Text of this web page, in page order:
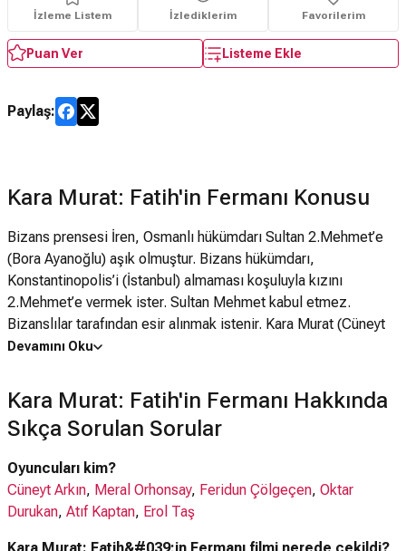
İzleme Listem İzlediklerim Favorilerim
Puan Ver Listeme Ekle
Paylaş:
Kara Murat: Fatih'in Fermanı Konusu
Bizans prensesi İren, Osmanlı hükümdarı Sultan 2.Mehmet’e
(Bora Ayanoğlu) aşık olmuştur. Bizans hükümdarı,
Konstantinopolis’i (İstanbul) almaması koşuluyla kızını
2.Mehmet’e vermek ister. Sultan Mehmet kabul etmez.
Bizanslılar tarafından esir alınmak istenir. Kara Murat (Cüneyt
Arkın) yetişir ve Sultan’ı kurtarır. Bizanslılar’ın öfkesi bu eyleme
ani baskınlar ve halkı kılıçtan geçirme biçiminde gelişir. Bu
baskınlardan birinde Kara Murat’ın annesi de öldürülür ve
Murat, ne pahasına olursa olsun öç almaya yemin eder.
Devamını Oku
Kara Murat: Fatih'in Fermanı Hakkında
Sıkça Sorulan Sorular
Oyuncuları kim?
Cüneyt Arkın, Meral Orhonsay, Feridun Çölgeçen, Oktar
Durukan, Atıf Kaptan, Erol Taş
Kara Murat: Fatih&#039;in Fermanı filmi nerede çekildi?